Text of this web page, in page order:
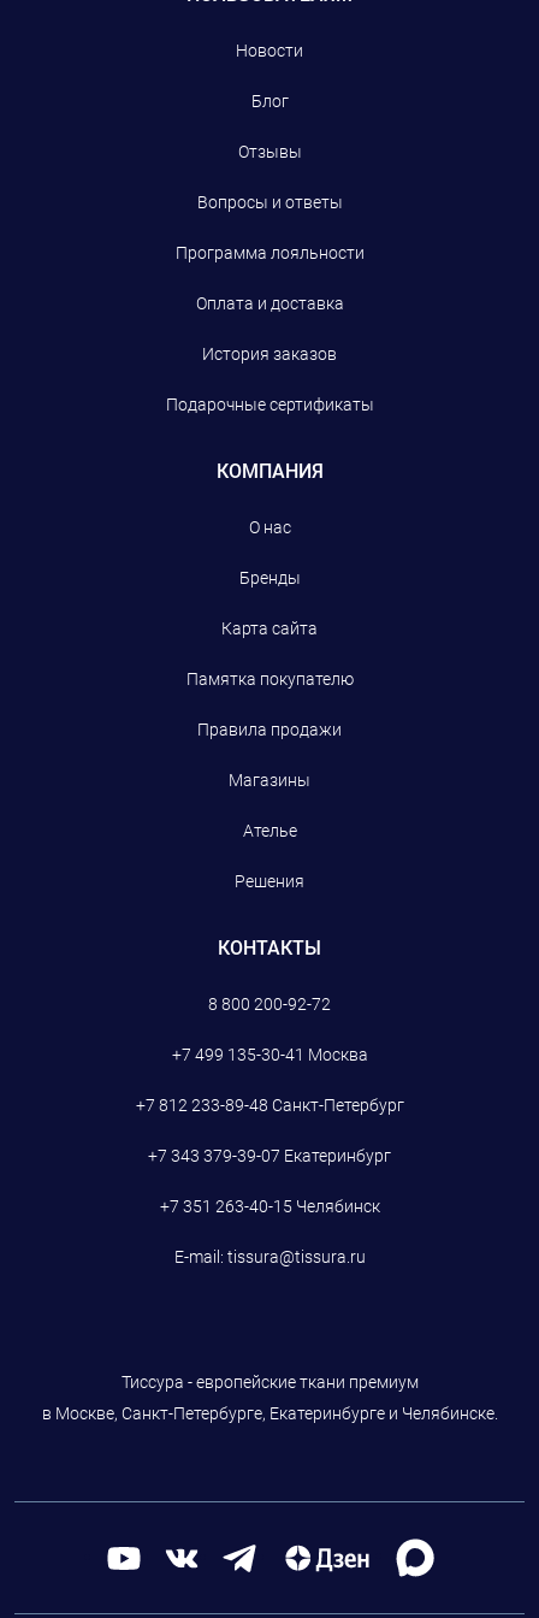
Новости
Блог
Отзывы
Вопросы и ответы
Программа лояльности
Оплата и доставка
История заказов
Подарочные сертификаты
КОМПАНИЯ
О нас
Бренды
Карта сайта
Памятка покупателю
Правила продажи
Магазины
Ателье
Решения
КОНТАКТЫ
8 800 200-92-72
+7 499 135-30-41 Москва
+7 812 233-89-48 Санкт-Петербург
+7 343 379-39-07 Екатеринбург
+7 351 263-40-15 Челябинск
E-mail: tissura@tissura.ru
Тиссура - европейские ткани премиум
в Москве, Санкт-Петербурге, Екатеринбурге и Челябинске.